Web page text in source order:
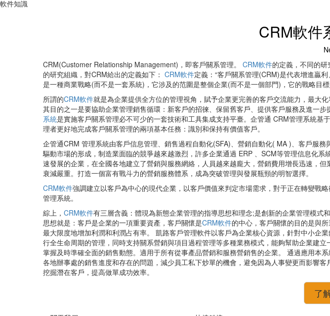
軟件知識
CRM軟件
CRM(Customer Relationship Management)，即客戶關系管理。 CRM軟件的定義，不同的
的研究組織，對CRM給出的定義如下： CRM軟件定義：“客戶關系管理(CRM)是代表增進贏
是一種商業戰略(而不是一套系統)，它涉及的范圍是整個企業(而不是一個部門)，它的戰略目
所謂的CRM軟件就是為企業提供全方位的管理視角，賦予企業更完善的客戶交流能力，最大
其目的之一是要協助企業管理銷售循環：新客戶的招徠、保留舊客戶、提供客戶服務及進一
系統是實施客戶關系管理必不可少的一套技術和工具集成支持平臺。企管通 CRM管理系統
理者更好地完成客戶關系管理的兩項基本任務：識別和保持有價值客戶。
企管通CRM 管理系統由客戶信息管理、銷售過程自動化(SFA)、營銷自動化( MA )、客戶服
驅動市場的形成，制造業面臨的競爭越來越激烈，許多企業通過 ERP 、SCM等管理信息化
速發展的企業，在全國各地建立了營銷與服務網絡，人員越來越龐大，營銷費用增長迅速，
衰減嚴重。打造一個富有戰斗力的營銷服務體系，成為突破管理與發展瓶頸的明智選擇。
CRM軟件強調建立以客戶為中心的現代企業，以客戶價值來判定市場需求，對于正在轉變戰
管理系統。
綜上， CRM軟件有三層含義：體現為新態企業管理的指導思想和理念;是創新的企業管理模
思想就是：客戶是企業的一項重要資產，客戶關懷是CRM軟件的中心，客戶關懷的目的是與
最大限度地增加利潤和利潤占有率。 凱路客戶管理軟件以客戶為企業核心資源，針對中小企
行全生命周期的管理，同時支持關系營銷與項目過程管理等多種業務模式，能夠幫助企業建
掌握及時準確全面的銷售動態。適用于所有從事產品營銷和服務營銷售的企業。 通過應用
各地辦事處的銷售進度和存在的問題，減少員工私下炒單的機會，避免因為人事變更而影響
挖掘潛在客戶，提高做單成功效率。
了